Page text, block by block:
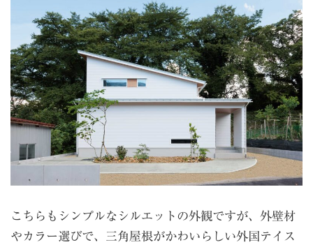
こちらもシンプルなシルエットの外観ですが、外壁材
やカラー選びで、三角屋根がかわいらしい外国テイス